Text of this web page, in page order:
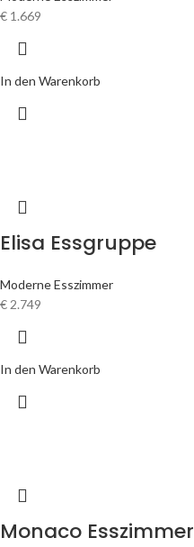
€ 1.669
In den Warenkorb
Elisa Essgruppe
Moderne Esszimmer
€2.749
In den Warenkorb
Monaco Esszimmer